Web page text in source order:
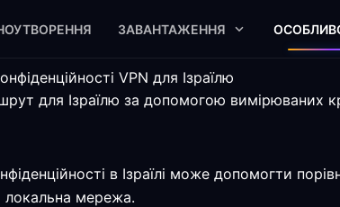
ЗАВАНТАЖЕННЯ
VPN для Ізраїлю
для Ізраїлю за допомогою вимірюваних
в Ізраїлі може допомогти
локальна мережа.